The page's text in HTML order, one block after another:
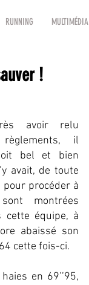
RUNNING MULTIMÉDIA
!
avoir relu
il
bel et bien
avait, de toute
pour procéder à
montrées
cette équipe, à
abaissé son
cette fois-ci.
en 69’’95,